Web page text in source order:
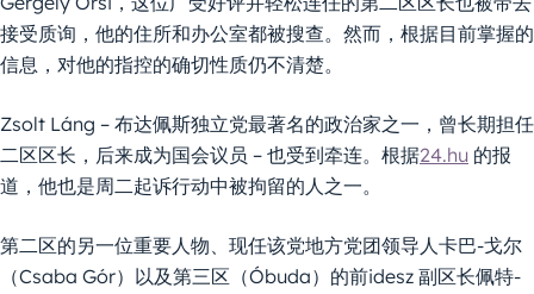
接受质询，他的住所和办公室都被搜查。然而，根据目前掌握的
信息，对他的指控的确切性质仍不清楚。
Zsolt Láng – 布达佩斯独立党最著名的政治家之一，曾长期担任
二区区长，后来成为国会议员 – 也受到牵连。根据24.hu 的报
道，他也是周二起诉行动中被拘留的人之一。
第二区的另一位重要人物、现任该党地方党团领导人卡巴-戈尔
（Csaba Gór）以及第三区（Óbuda）的前idesz 副区长佩特-